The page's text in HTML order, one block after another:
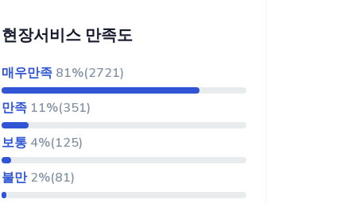
현장서비스 만족도
매우만족 81%(2721)
만족 11%(351)
보통 4%(125)
불만 2%(81)